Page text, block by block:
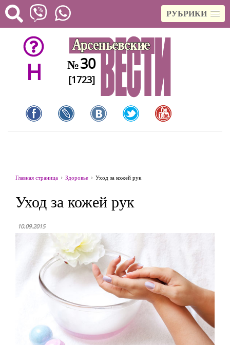
РУБРИКИ
H №30
[1723]
Главная страница Здоровье Уход за кожей рук
Уход за кожей рук
10.09.2015